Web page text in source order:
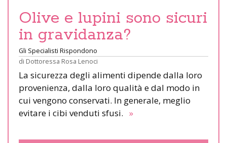
Olive e lupini sono sicuri
in gravidanza?
Gli Specialisti Rispondono
di Dottoressa Rosa Lenoci
La sicurezza degli alimenti dipende dalla loro
provenienza, dalla loro qualità e dal modo in
cui vengono conservati. In generale, meglio
evitare i cibi venduti sfusi. »